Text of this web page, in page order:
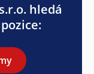
hledá